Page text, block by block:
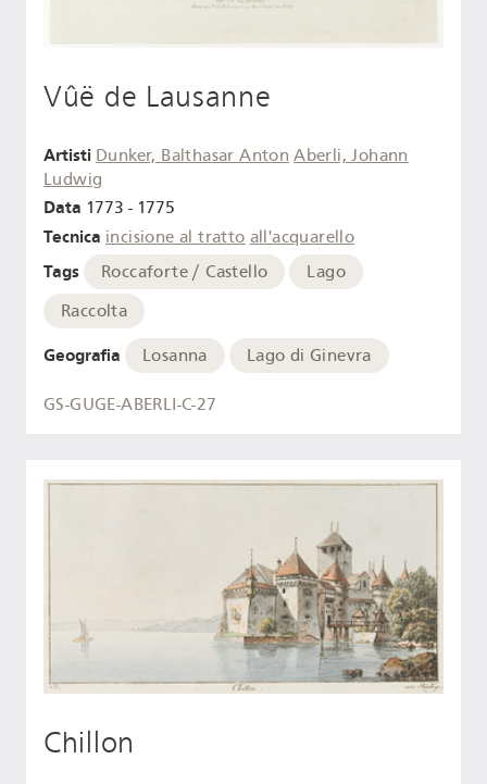
Vûë de Lausanne
Artisti Dunker, Balthasar Anton Aberli, Johann
Ludwig
Data 1773 - 1775
Tecnica incisione al tratto all'acquarello
Tags Roccaforte / Castello
Lago
Raccolta
Geografia Losanna Lago di Ginevra
GS-GUGE-ABERLI-C-27
Chillon